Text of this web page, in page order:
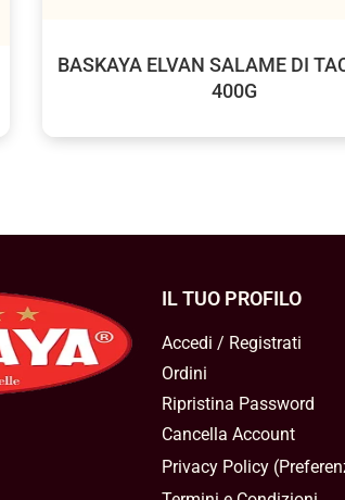
BASKAYA ELVAN SALAME DI
400G
IL TUO PROFILO
Accedi / Registrati
Ordini
Ripristina Password
Cancella Account
Privacy Policy(